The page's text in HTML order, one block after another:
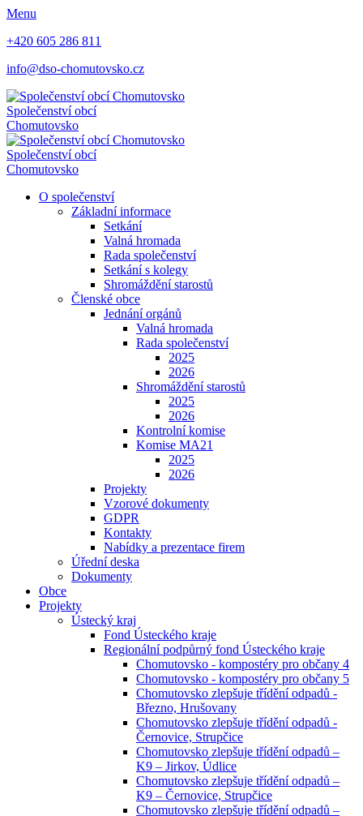
Menu
+420 605 286 811
info@dso-chomutovsko.cz
Společenství obcí
Chomutovsko
Společenství obcí
Chomutovsko
O společenství
Základní informace
Setkání
Valná hromada
Rada společenství
Setkání s kolegy
Shromáždění starostů
Členské obce
Jednání orgánů
Valná hromada
Rada společenství
2025
2026
Shromáždění starostů
2025
2026
Kontrolní komise
Komise MA21
2025
2026
Projekty
Vzorové dokumenty
GDPR
Kontakty
Nabídky a prezentace firem
Úřední deska
Dokumenty
Obce
Projekty
Ústecký kraj
Fond Ústeckého kraje
Regionální podpůrný fond Ústeckého kraje
Chomutovsko - kompostéry pro občany 4
Chomutovsko - kompostéry pro občany 5
Chomutovsko zlepšuje třídění odpadů -
Březno, Hrušovany
Chomutovsko zlepšuje třídění odpadů -
Černovice, Strupčice
Chomutovsko zlepšuje třídění odpadů –
K9 – Jirkov, Údlice
Chomutovsko zlepšuje třídění odpadů –
K9 – Černovice, Strupčice
Chomutovsko zlepšuje třídění odpadů –